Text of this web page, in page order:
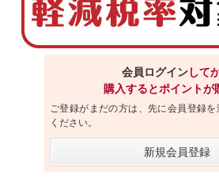
会員ログインして
購入するとポイントが
ご登録がまだの方は、先に会員登録
ください。
新規会員登録